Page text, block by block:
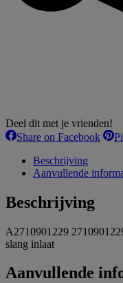
Deel dit met je vrienden!
Share on Facebook
Beschrijving
Aanvullende
Beschrijving
A2710901229
slang inlaat
Aanvullende